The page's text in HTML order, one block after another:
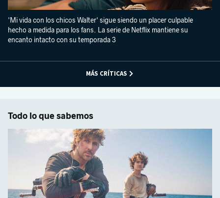
'Mi vida con los chicos Walter' sigue siendo un placer culpable
hecho a medida para los fans. La serie de Netflix mantiene su
encanto intacto con su temporada 3
MÁS CRÍTICAS
Todo lo que sabemos